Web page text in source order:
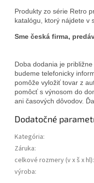
Produkty zo série Retro
katalógu, ktorý nájdete v
Sme česká firma,
Doba dodania je
budeme telefonicky
pomôže vyložiť tovar z
pomôcť s výnosom do
ani časových dôvodov.
Dodatočné
Kategória:
Záruka:
celkové rozmery (v x š x hl):
výroba: